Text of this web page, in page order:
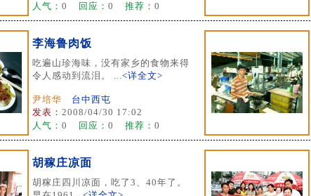
人气： 0 回应： 0 推荐： 0
李海鲁肉饭
吃遍山珍海味，没有家乡的食物来得
令人感动到流泪。 ...<详全文>
尹培华
台中西屯
发表： 2008/04/30 17:02
人气： 0 回应： 0 推荐： 0
胡稼庄凉面
胡稼庄四川凉面，吃了3、40年了。